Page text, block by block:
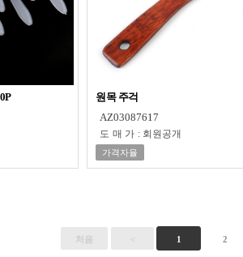
원목 주걱
AZ03087617
도매가 : 회원공개
가격자율
처음 < 1 2